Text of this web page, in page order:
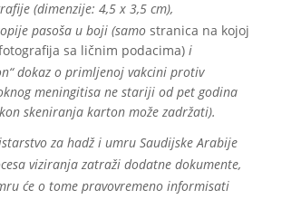
(dimenzije: 4,5 x 3,5 cm),
pasoša u boji (samo stranica na kojoj
sa ličnim podacima) i
dokaz o primljenoj vakcini protiv
meningitisa ne stariji od pet godina
skeniranja karton može zadržati).
za hadž i umru Saudijske Arabije
viziranja zatraži dodatne dokumente,
će o tome pravovremeno informisati